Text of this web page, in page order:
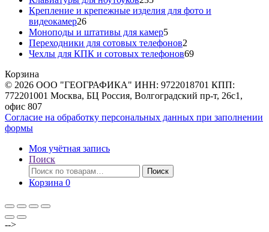
товаров
Крепление и крепежные изделия для фото и
видеокамер2626
товаров
Моноподы и штативы для камер55
товаров
Переходники для сотовых телефонов2
товара
Чехлы для КПК и сотовых телефонов6969
Корзина
© 2026 ООО "ГЕОГРАФИКА" ИНН: 9722018701 КПП:
772201001 Москва, БЦ Россия, Волгоградский пр-т, 26с1,
офис 807
Согласие на обработку персональных данных при заполнении
формы
Моя учётная запись
Поиск
Искать:
Поиск
Корзина 0
-->